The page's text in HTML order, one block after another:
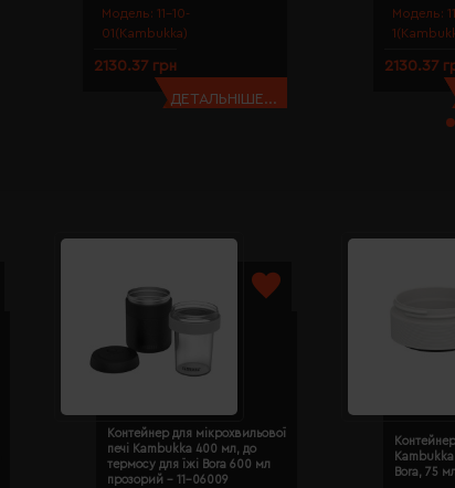
Модель: 11-10-
01(Kambukka)
2130.37 грн
ДЕТАЛЬНІШЕ...
Модель:
2130.37
Контейнер для мікрохвильової
печі Kambukka 400 мл, до
термосу для їжі Bora 600 мл
прозорий - 11-06009
Bora, 75